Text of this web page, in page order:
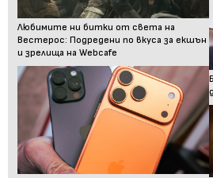
Любимите ни битки от света на
Вестерос: Подредени по вкуса за екшън
и зрелища на Webcafe